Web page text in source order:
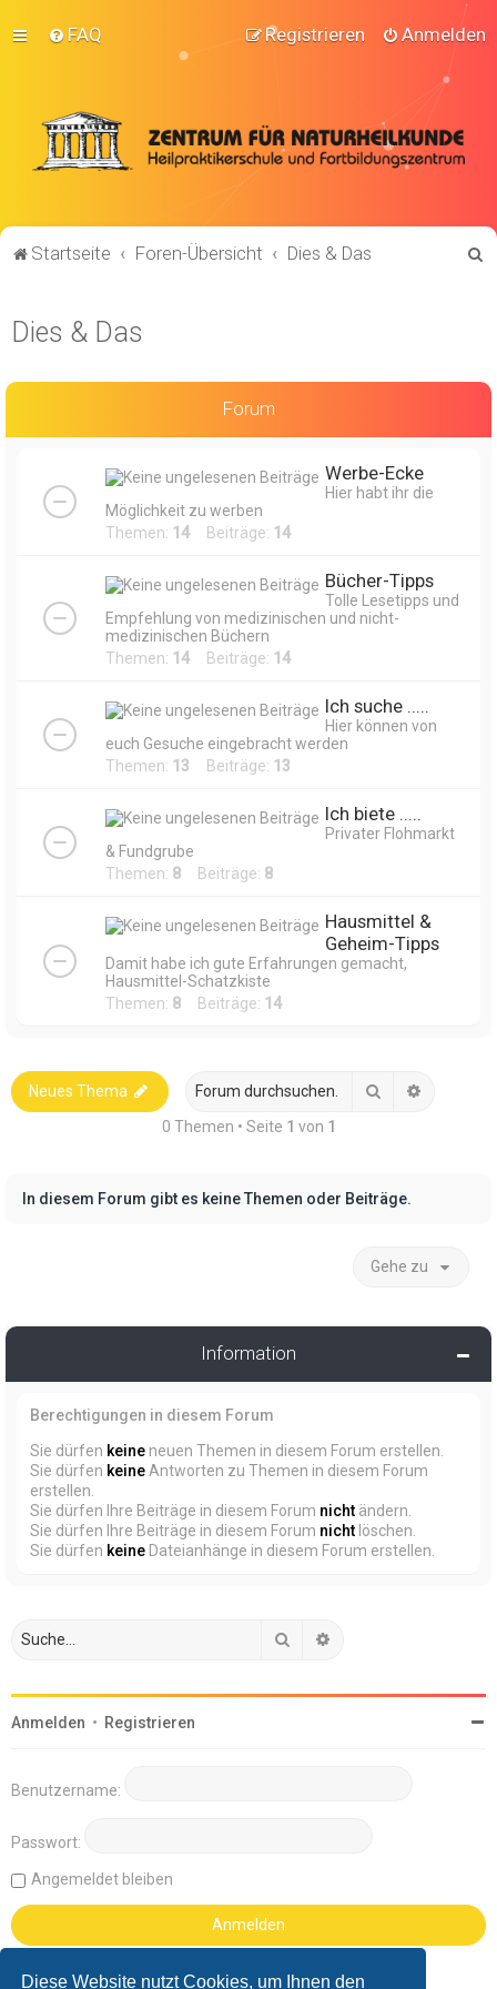
Diese Website nutzt Cookies, um Ihnen den
FAQ Anmelden
Registrieren
Startseite Foren-Übersicht Dies & Das
Dies & Das
Forum
Werbe-Ecke
Hier habt ihr die
Möglichkeit zu werben
Themen: 14 Beiträge: 14
Bücher-Tipps
Tolle Lesetipps und
Empfehlung von medizinischen und nicht-
medizinischen Büchern
Themen: 14 Beiträge: 14
Ich suche .....
Hier können von
euch Gesuche eingebracht werden
Themen: 13 Beiträge: 13
Ich biete .....
Privater Flohmarkt
& Fundgrube
Themen: 8 Beiträge: 8
Hausmittel &
Geheim-Tipps
Damit habe ich gute Erfahrungen gemacht,
Hausmittel-Schatzkiste
Themen: 8 Beiträge: 14
Neues Thema Suche
0 Themen • Seite 1 von 1
In diesem Forum gibt es keine Themen oder Beiträge.
Gehe zu
Information
Berechtigungen in diesem Forum
Sie dürfen keine neuen Themen in diesem Forum erstellen.
Sie dürfen keine Antworten zu Themen in diesem Forum
erstellen.
Sie dürfen Ihre Beiträge in diesem Forum nicht ändern.
Sie dürfen Ihre Beiträge in diesem Forum nicht löschen.
Sie dürfen keine Dateianhänge in diesem Forum erstellen.
Suche
Anmelden • Registrieren
Benutzername:
Passwort:
Angemeldet bleiben